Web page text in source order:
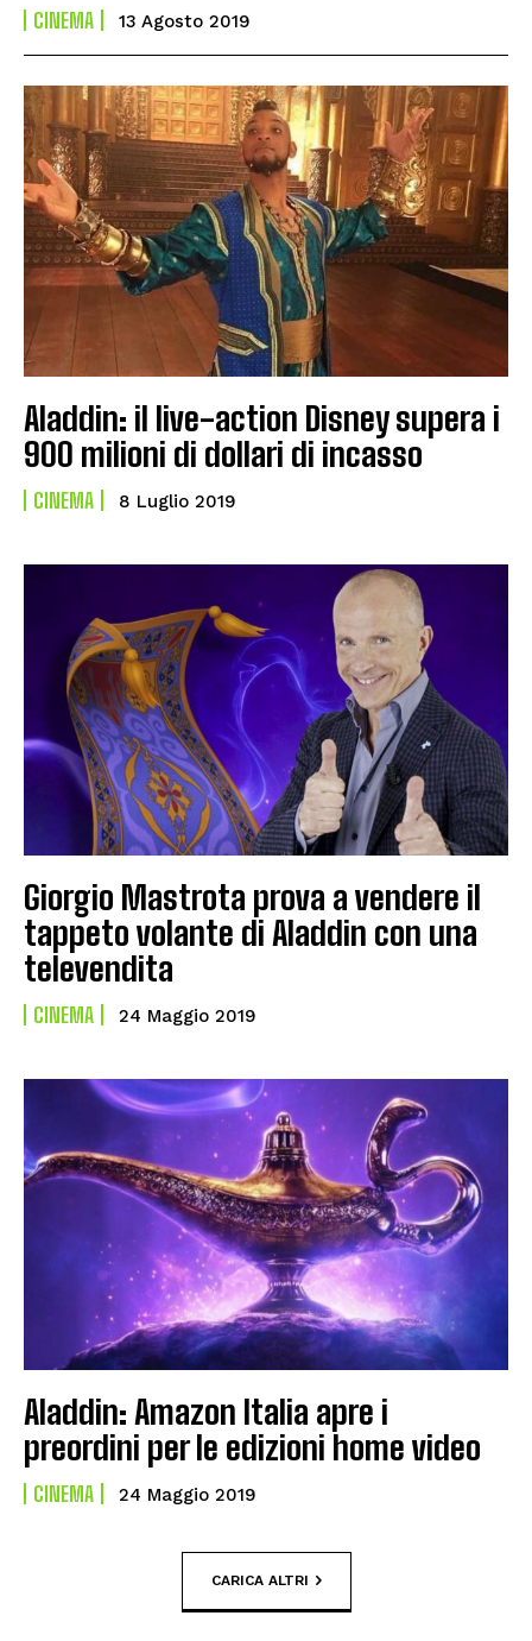
CINEMA 13 Agosto 2019
Aladdin: il live-action Disney supera i
900 milioni di dollari di incasso
CINEMA 8 Luglio 2019
Giorgio Mastrota prova a vendere il
tappeto volante di Aladdin con una
televendita
CINEMA 24 Maggio 2019
Aladdin: Amazon Italia apre i
preordini per le edizioni home video
CINEMA 24 Maggio 2019
CARICA ALTRI